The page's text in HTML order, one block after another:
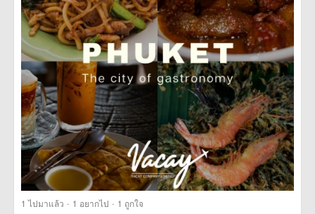
1 ไปมาแล้ว · 1 อยากไป · 1 ถูกใจ